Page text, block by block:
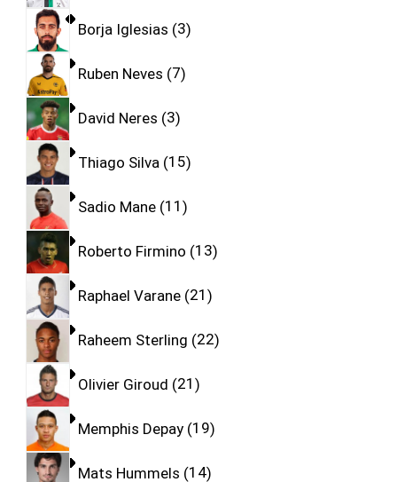
Borja Iglesias 3
Ruben Neves 7
David Neres 3
Thiago Silva 15
Sadio Mane 11
Roberto Firmino 13
Raphael Varane 21
Raheem Sterling 22
Olivier Giroud 21
Memphis Depay 19
Mats Hummels 14